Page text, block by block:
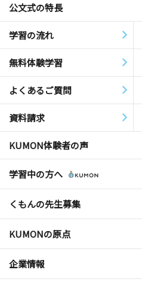
公文式の特長
学習の流れ
無料体験学習
よくあるご質問
資料請求
KUMON体験者の声
学習中の方へ
くもんの先生募集
KUMONの原点
企業情報